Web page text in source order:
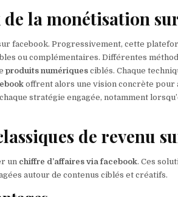
la monétisation
facebook. Progressivement, cette
ou complémentaires. Différentes
produits numériques ciblés. Chaque
offrent alors une vision concrète pour
stratégie engagée, notamment
de revenu
un chiffre d’affaires via facebook. Ces
autour de contenus ciblés et créatifs.